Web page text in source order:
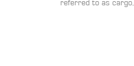
referred to as